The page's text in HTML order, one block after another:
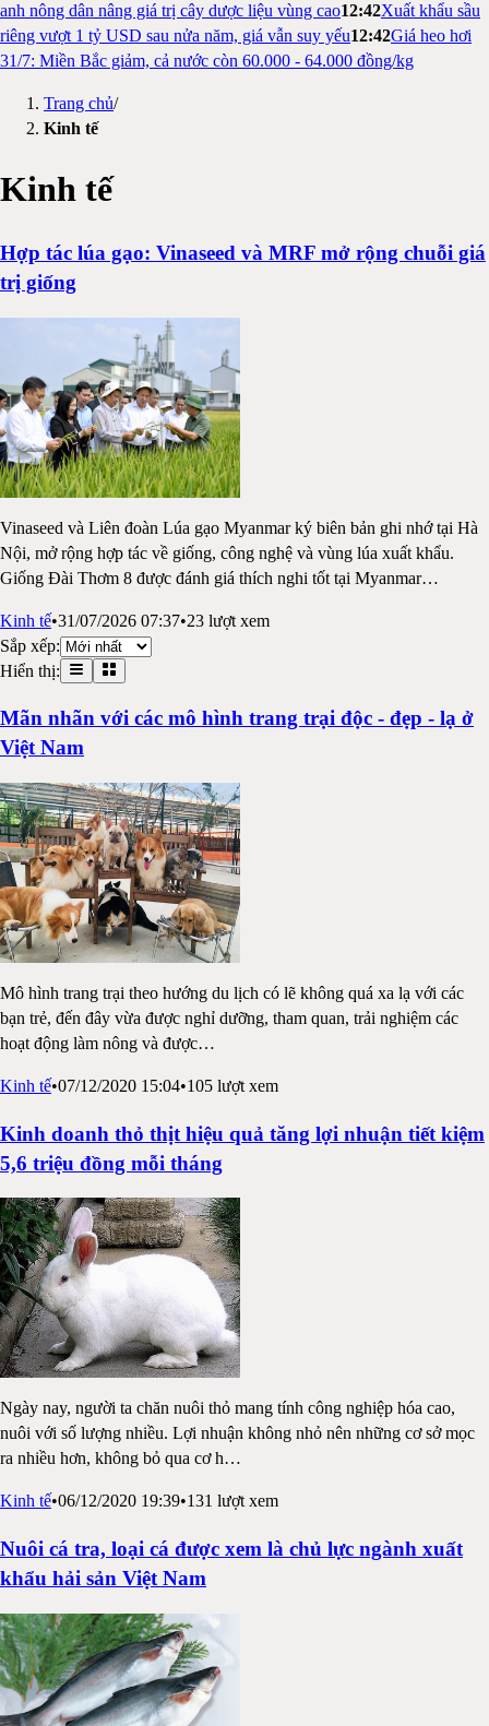
anh nông dân nâng giá trị cây dược liệu vùng cao12:42Xuất khẩu sầu
riêng vượt 1 tỷ USD sau nửa năm, giá vẫn suy yếu12:42Giá heo hơi
31/7: Miền Bắc giảm, cả nước còn 60.000 - 64.000 đồng/kg
Trang chủ/
Kinh tế
Kinh tế
Hợp tác lúa gạo: Vinaseed và MRF mở rộng chuỗi giá
trị giống
Vinaseed và Liên đoàn Lúa gạo Myanmar ký biên bản ghi nhớ tại Hà
Nội, mở rộng hợp tác về giống, công nghệ và vùng lúa xuất khẩu.
Giống Đài Thơm 8 được đánh giá thích nghi tốt tại Myanmar…
Kinh tế•31/07/2026 07:37•23 lượt xem
Sắp xếp:
Hiển thị:
Mãn nhãn với các mô hình trang trại độc - đẹp - lạ ở
Việt Nam
Mô hình trang trại theo hướng du lịch có lẽ không quá xa lạ với các
bạn trẻ, đến đây vừa được nghỉ dưỡng, tham quan, trải nghiệm các
hoạt động làm nông và được…
Kinh tế•07/12/2020 15:04•105 lượt xem
Kinh doanh thỏ thịt hiệu quả tăng lợi nhuận tiết kiệm
5,6 triệu đồng mỗi tháng
Ngày nay, người ta chăn nuôi thỏ mang tính công nghiệp hóa cao,
nuôi với số lượng nhiều. Lợi nhuận không nhỏ nên những cơ sở mọc
ra nhiều hơn, không bỏ qua cơ h…
Kinh tế•06/12/2020 19:39•131 lượt xem
Nuôi cá tra, loại cá được xem là chủ lực ngành xuất
khẩu hải sản Việt Nam